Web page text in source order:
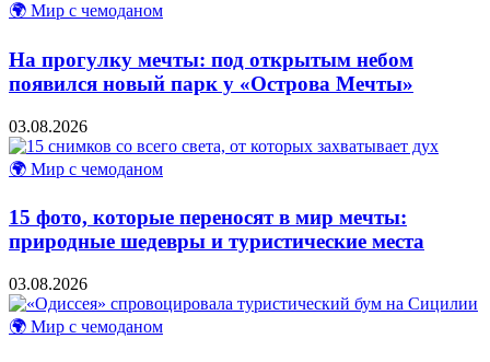
🌍 Мир с чемоданом
На прогулку мечты: под открытым небом
появился новый парк у «Острова Мечты»
03.08.2026
🌍 Мир с чемоданом
15 фото, которые переносят в мир мечты:
природные шедевры и туристические места
03.08.2026
🌍 Мир с чемоданом